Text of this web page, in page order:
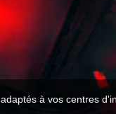
à vos centres